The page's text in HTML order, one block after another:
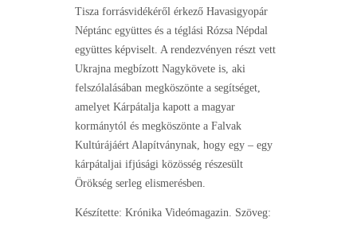
Tisza forrásvidékéről érkező Havasigyopár
Néptánc együttes és a téglási Rózsa Népdal
együttes képviselt. A rendezvényen részt vett
Ukrajna megbízott Nagykövete is, aki
felszólalásában megköszönte a segítséget,
amelyet Kárpátalja kapott a magyar
kormánytól és megköszönte a Falvak
Kultúrájáért Alapítványnak, hogy egy – egy
kárpátaljai ifjúsági közösség részesült
Örökség serleg elismerésben.
Készítette: Krónika Videómagazin. Szöveg: